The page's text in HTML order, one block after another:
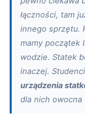
łączności, tam
innego sprzętu.
mamy początek
wodzie. Statek
inaczej.
urządzenia
dla nich owocna